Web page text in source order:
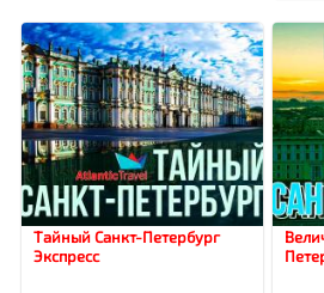
Тайный Санкт-Петербург
Экспресс